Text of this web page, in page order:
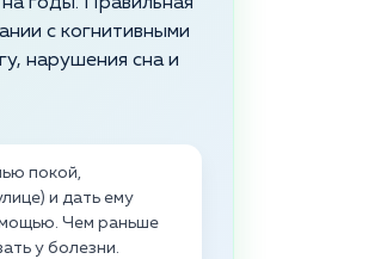
годы. Правильная
с когнитивными
нарушения сна и
покой,
и дать ему
Чем раньше
у болезни.